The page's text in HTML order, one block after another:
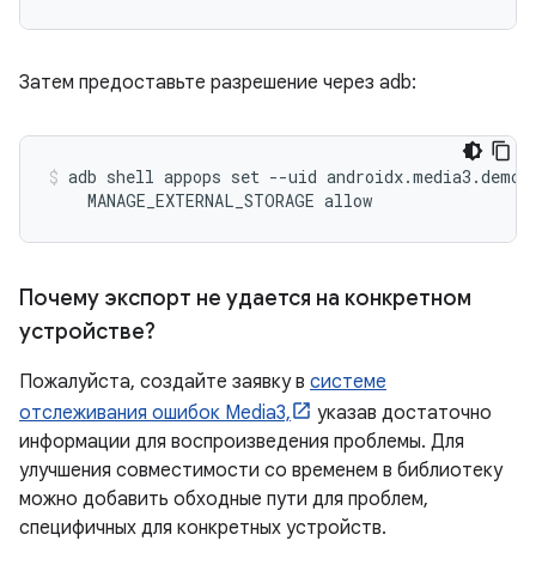
Затем предоставьте разрешение через adb:
adb shell appops set --uid
Почему экспорт не удается на конкретном
устройстве?
Пожалуйста, создайте заявку в системе
отслеживания ошибок Media3,
указав достаточно
информации для воспроизведения проблемы. Для
улучшения совместимости со временем в библиотеку
можно добавить обходные пути для проблем,
специфичных для конкретных устройств.